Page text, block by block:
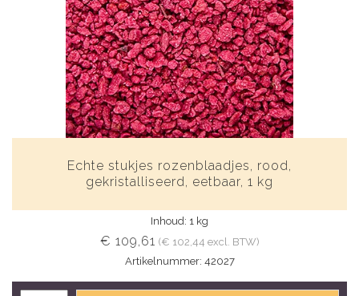
Echte stukjes rozenblaadjes, rood,
gekristalliseerd, eetbaar, 1 kg
Inhoud: 1 kg
€ 109,61 (€ 102,44 excl. BTW)
Artikelnummer: 42027